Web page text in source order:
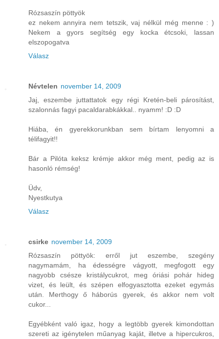
Rózsaszín pöttyök
ez nekem annyira nem tetszik, vaj nélkül még menne : )
Nekem a gyors segítség egy kocka étcsoki, lassan
elszopogatva
Válasz
Névtelen november 14, 2009
Jaj, eszembe juttattatok egy régi Kretén-beli párosítást,
szalonnás fagyi pacaldarabkákkal.. nyamm! :D :D
Hiába, én gyerekkorunkban sem bírtam lenyomni a
télifagyit!!
Bár a Pilóta keksz krémje akkor még ment, pedig az is
hasonló rémség!
Üdv,
Nyestkutya
Válasz
csirke november 14, 2009
Rózsaszín pöttyök: erről jut eszembe, szegény
nagymamám, ha édességre vágyott, megfogott egy
nagyobb csésze kristálycukrot, meg óriási pohár hideg
vizet, és leült, és szépen elfogyasztotta ezeket egymás
után. Merthogy ő háborús gyerek, és akkor nem volt
cukor...
Egyébként való igaz, hogy a legtöbb gyerek kimondottan
szereti az igénytelen műanyag kaját, illetve a hipercukros,